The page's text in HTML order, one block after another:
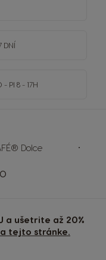
DNÍ
- PI 8 - 17H
a ušetrite až 20%
tejto stránke.
Dolce